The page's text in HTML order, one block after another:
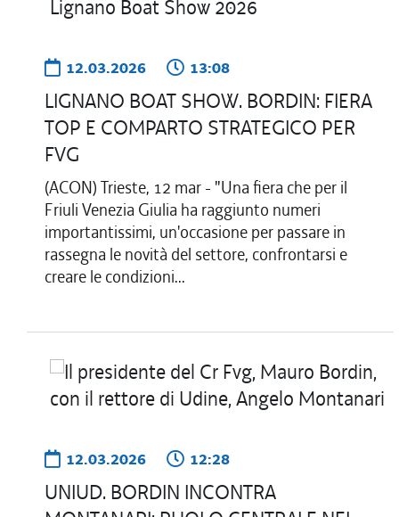
12.03.2026 13:08
LIGNANO BOAT SHOW. BORDIN: FIERA
TOP E COMPARTO STRATEGICO PER
FVG
(ACON) Trieste, 12 mar - "Una fiera che per il
Friuli Venezia Giulia ha raggiunto numeri
importantissimi, un'occasione per passare in
rassegna le novità del settore, confrontarsi e
creare le condizioni...
12.03.2026 12:28
UNIUD. BORDIN INCONTRA